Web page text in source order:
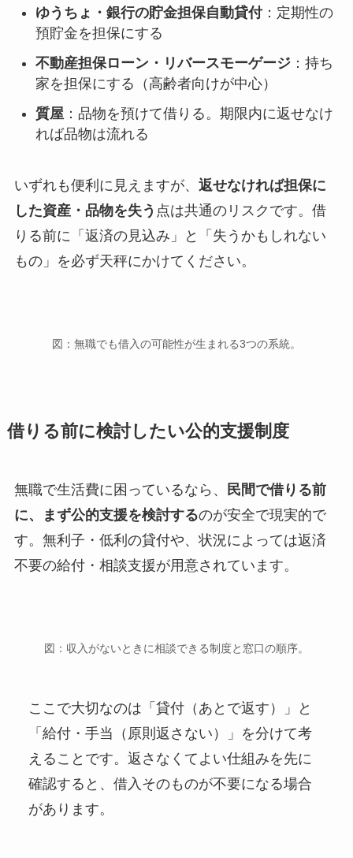
ゆうちょ・銀行の貯金担保自動貸付：定期性の
預貯金を担保にする
不動産担保ローン・リバースモーゲージ：持ち
家を担保にする（高齢者向けが中心）
質屋：品物を預けて借りる。期限内に返せなけ
れば品物は流れる
いずれも便利に見えますが、 返せなければ担保に
した資産・品物を失う 点は共通のリスクです。借
りる前に「返済の見込み」と「失うかもしれない
もの」を必ず天秤にかけてください。
図：無職でも借入の可能性が生まれる3つの系統。
借りる前に検討したい公的支援制度
無職で生活費に困っているなら、 民間で借りる前
に、まず公的支援を検討するのが安全で現実的で
す。無利子・低利の貸付や、状況によっては返済
不要の給付・相談支援が用意されています。
図：収入がないときに相談できる制度と窓口の順序。
ここで大切なのは「貸付（あとで返す）」と
「給付・手当（原則返さない）」を分けて考
えることです。返さなくてよい仕組みを先に
確認すると、借入そのものが不要になる場合
があります。